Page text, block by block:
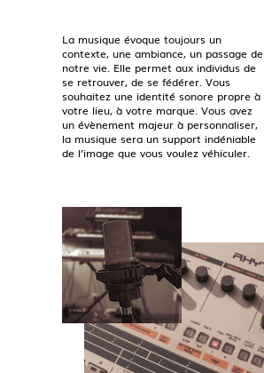
La musique évoque toujours un
contexte, une ambiance, un passage de
notre vie. Elle permet aux individus de
se retrouver, de se fédérer. Vous
souhaitez une identité sonore propre à
votre lieu, à votre marque. Vous avez
un évènement majeur à personnaliser,
la musique sera un support indéniable
de l’image que vous voulez véhiculer.